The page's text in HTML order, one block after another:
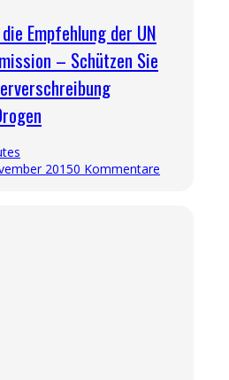
Empfehlung der UN
– Schützen Sie
20150 Kommentare